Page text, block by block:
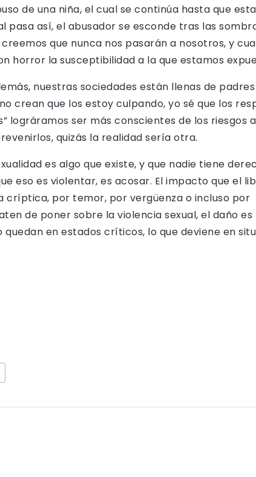
de una niña, el cual se continúa hasta que
pasa así, el abusador se esconde tras las
que nunca nos pasarán a nosotros, y
horror la susceptibilidad a la que estamos
nuestras sociedades están llenas de
crean que los estoy culpando, yo sé que los
lográramos ser más conscientes de los riesgos
quizás la realidad sería otra.
es algo que existe, y que nadie tiene
eso es violentar, es acosar. El impacto que el
críptica, por temor, por vergüenza o incluso por
de poner sobre la violencia sexual, el daño
en estados críticos, lo que deviene en